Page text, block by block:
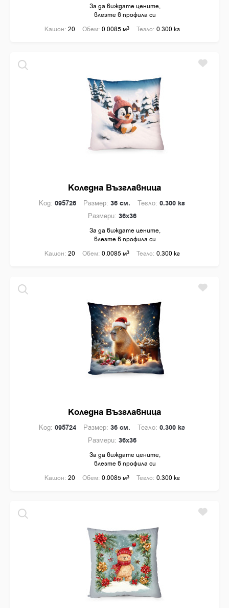
За да виждате цените,
влезте в профила си
Кашон: 20 Обем: 0.0085 м3 Тегло: 0.300 кг
Коледна Възглавница
Код: 095726 Размер: 36 см. Тегло: 0.300 кг
Размери: 36x36
За да виждате цените,
влезте в профила си
Кашон: 20 Обем: 0.0085 м3 Тегло: 0.300 кг
Коледна Възглавница
Код: 095724 Размер: 36 см. Тегло: 0.300 кг
Размери: 36x36
За да виждате цените,
влезте в профила си
Кашон: 20 Обем: 0.0085 м3 Тегло: 0.300 кг